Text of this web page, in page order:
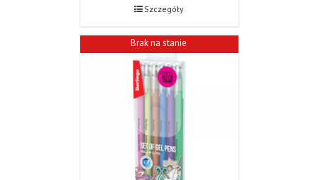
Szczegóły
Brak na stanie